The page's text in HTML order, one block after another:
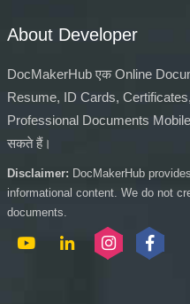
About Developer
DocMakerHub एक Online
Resume, ID Cards,
Professional Documents
सकते हैं।
Disclaimer: DocMakerHub
informational content. We do not
documents.